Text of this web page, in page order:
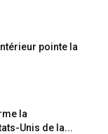
pointe la
la
Unis de la...